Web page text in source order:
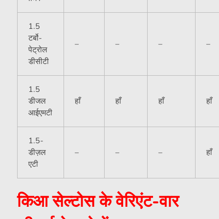
1.5
टर्बो-
पेट्रोल
डीसीटी
– – – –
1.5
डीजल
आईएमटी
हाँ हाँ हाँ हाँ
1.5-
डीज़ल
एटी
– – – हाँ
किआ सेल्टोस के वेरिएंट-वार